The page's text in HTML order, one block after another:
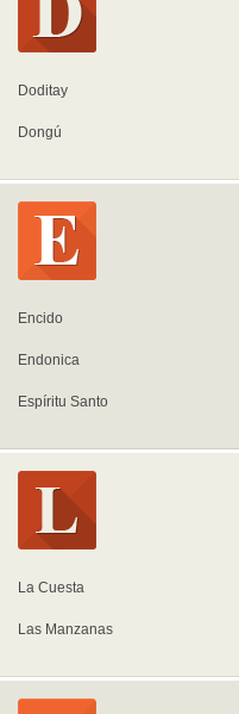
Doditay
Dongú
Encido
Endonica
Espíritu Santo
La Cuesta
Las Manzanas